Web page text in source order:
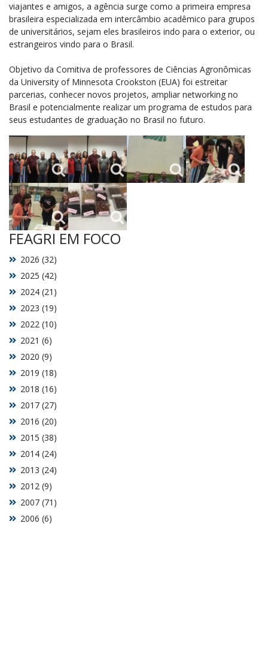
viajantes e amigos, a agência surge como a primeira empresa
brasileira especializada em intercâmbio acadêmico para grupos
de universitários, sejam eles brasileiros indo para o exterior, ou
estrangeiros vindo para o Brasil.
Objetivo da Comitiva de professores de Ciências Agronômicas
da University of Minnesota Crookston (EUA) foi estreitar
parcerias, conhecer novos projetos, ampliar networking no
Brasil e potencialmente realizar um programa de estudos para
seus estudantes de graduação no Brasil no futuro.
FEAGRI EM FOCO
2006 (6)
2007 (71)
2012 (9)
2013 (24)
2014 (24)
2015 (38)
2016 (20)
2017 (27)
2018 (16)
2019 (18)
2020 (9)
2021 (6)
2022 (10)
2023 (19)
2024 (21)
2025 (42)
2026 (32)